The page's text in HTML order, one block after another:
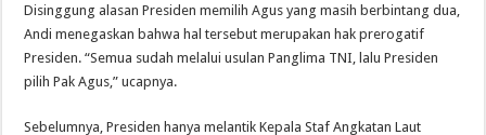
Disinggung alasan Presiden memilih Agus yang masih berbintang dua,
Andi menegaskan bahwa hal tersebut merupakan hak prerogatif
Presiden. “Semua sudah melalui usulan Panglima TNI, lalu Presiden
pilih Pak Agus,” ucapnya.
Sebelumnya, Presiden hanya melantik Kepala Staf Angkatan Laut